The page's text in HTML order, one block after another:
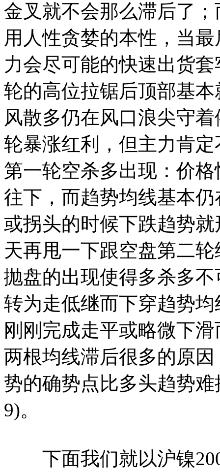
金叉就不会那么滞后了
用人性贪婪的本性，当
力会尽可能的快速出货
轮的高位拉锯后顶部基
风散多仍在风口浪尖守
轮暴涨红利，但主力肯
第一轮空杀多出现：价
往下，而趋势均线基本
或拐头的时候下跌趋势
天再甩一下跟空盘第二
抛盘的出现使得多杀多
转为走低继而下穿趋势
刚刚完成走平或略微下
两根均线滞后很多的原
势的确势点比多头趋势
9)。
下面我们就以沪镍